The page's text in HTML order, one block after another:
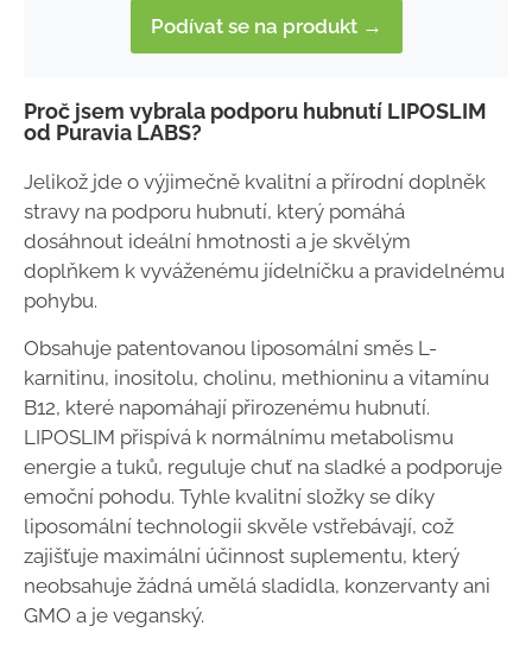
Podívat se na produkt →
Proč jsem vybrala podporu hubnutí LIPOSLIM
od Puravia LABS?
Jelikož jde o výjimečně kvalitní a přírodní doplněk
stravy na podporu hubnutí, který pomáhá
dosáhnout ideální hmotnosti a je skvělým
doplňkem k vyváženému jídelníčku a pravidelnému
pohybu.
Obsahuje patentovanou liposomální směs L-
karnitinu, inositolu, cholinu, methioninu a vitamínu
B12, které napomáhají přirozenému hubnutí.
LIPOSLIM přispívá k normálnímu metabolismu
energie a tuků, reguluje chuť na sladké a podporuje
emoční pohodu. Tyhle kvalitní složky se díky
liposomální technologii skvěle vstřebávají, což
zajišťuje maximální účinnost suplementu, který
neobsahuje žádná umělá sladidla, konzervanty ani
GMO a je veganský.